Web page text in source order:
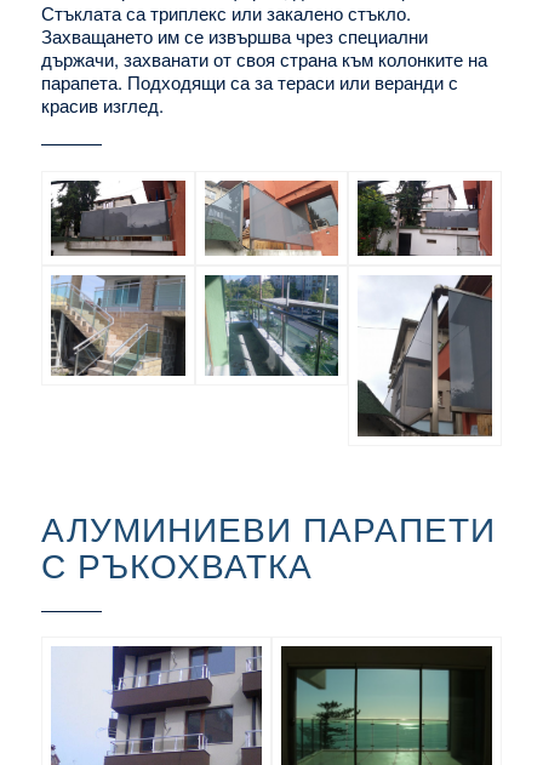
Стъклата са триплекс или закалено стъкло.
Захващането им се извършва чрез специални
държачи, захванати от своя страна към колонките на
парапета. Подходящи са за тераси или веранди с
красив изглед.
АЛУМИНИЕВИ ПАРАПЕТИ
С РЪКОХВАТКА